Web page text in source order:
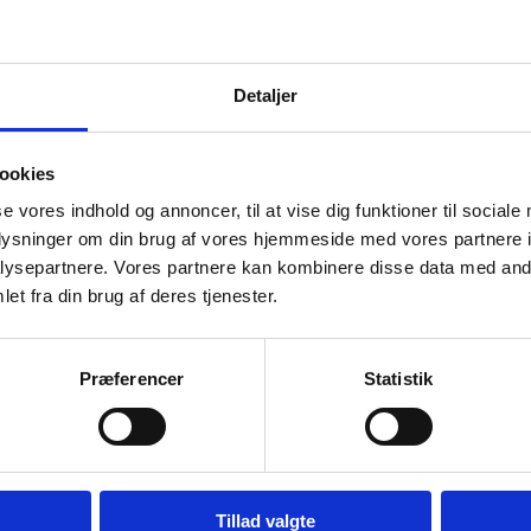
Detaljer
vores indhold og annoncer, til at vise dig funktioner til sociale
om din brug af vores hjemmeside med vores partnere
Vores partnere kan kombinere disse data med
fra din brug af deres tjenester.
Præferencer Statistik
Tillad valgte
En sjælden positiv fantastisk oplevelse, som jeg sent vil glemme!
han snakker om og kan vejlede os kunder
Vurderet af
siden 1994. Vi bruger vores store viden inden for indkøb
tilliden, som kernen i vores arbejde, kan du trygt vælge os som